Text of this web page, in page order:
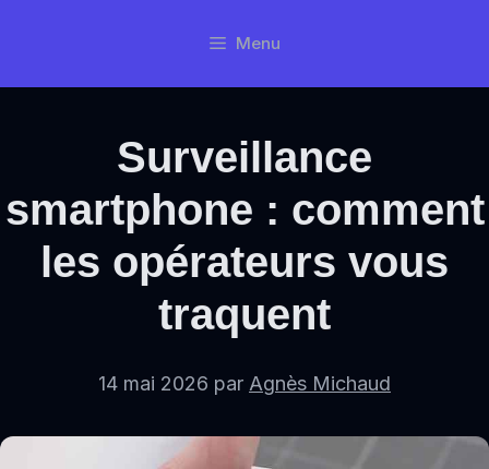
Menu
Surveillance
smartphone : comment
les opérateurs vous
traquent
14 mai 2026 par Agnès Michaud